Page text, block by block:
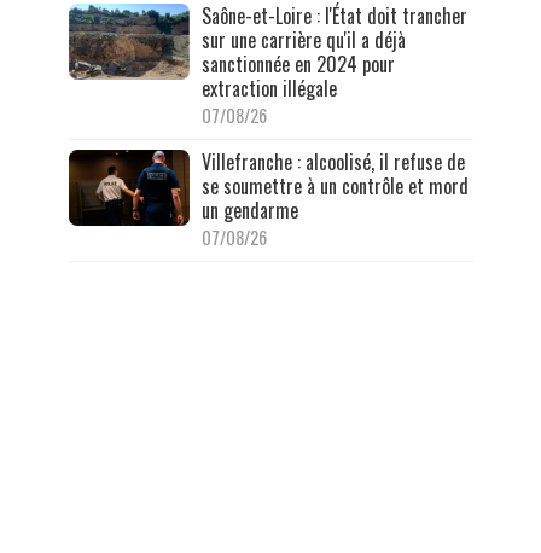
Saône-et-Loire : l'État doit trancher
sur une carrière qu'il a déjà
sanctionnée en 2024 pour
extraction illégale
07/08/26
Villefranche : alcoolisé, il refuse de
se soumettre à un contrôle et mord
un gendarme
07/08/26